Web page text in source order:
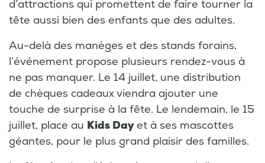
d’attractions qui promettent de faire tourner la
tête aussi bien des enfants que des adultes.
Au-delà des manèges et des stands forains,
l’événement propose plusieurs rendez-vous à
ne pas manquer. Le 14 juillet, une distribution
de chèques cadeaux viendra ajouter une
touche de surprise à la fête. Le lendemain, le 15
juillet, place au Kids Dayet à ses mascottes
géantes, pour le plus grand plaisir des familles.